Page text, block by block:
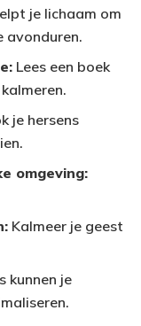
je lichaam om
avonduren.
Lees een boek
je hersens
omgeving:
Kalmeer je geest
kunnen je